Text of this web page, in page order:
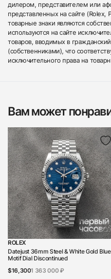
дилером, представителем или
представленных на сайте (Rolex,
товарные знаки являются
используются на сайте
товаров, вводимых в
(собственниками), что
исключительного права на
Вам может
ROLEX
Datejust 36mm Steel & White Gold Blue
Motif Dial Discontinued
$16,3001 363 000 ₽